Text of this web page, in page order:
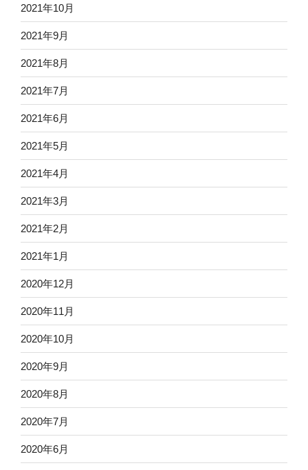
2021年10月
2021年9月
2021年8月
2021年7月
2021年6月
2021年5月
2021年4月
2021年3月
2021年2月
2021年1月
2020年12月
2020年11月
2020年10月
2020年9月
2020年8月
2020年7月
2020年6月